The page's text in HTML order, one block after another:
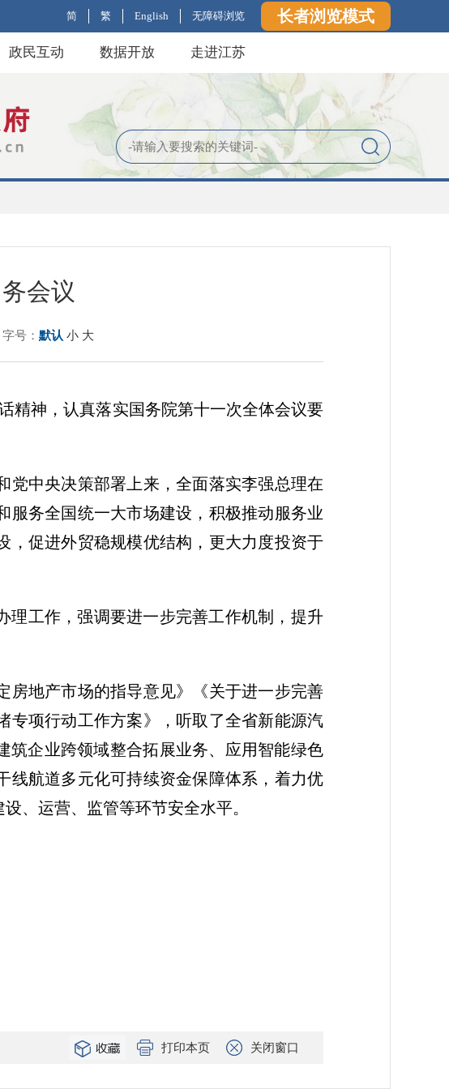
简 繁 English 无障碍浏览 长者浏览模式
政民互动 数据开放 走进江苏
会议
字号： 默认 小 大
精神，认真落实国务院第十一次全体会议要
党中央决策部署上来，全面落实李强总理在
服务全国统一大市场建设，积极推动服务业
，促进外贸稳规模优结构，更大力度投资于
理工作，强调要进一步完善工作机制，提升
房地产市场的指导意见》《关于进一步完善
专项行动工作方案》，听取了全省新能源汽
筑企业跨领域整合拓展业务、应用智能绿色
线航道多元化可持续资金保障体系，着力优
、运营、监管等环节安全水平。
打印本页 关闭窗口